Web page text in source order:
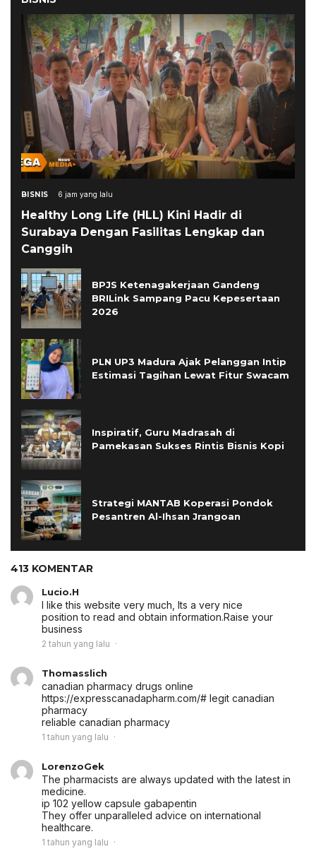
BISNIS 6 jam yang lalu
Healthy Long Life (HLL) Kini Hadir di
Surabaya Dengan Fasilitas Lengkap dan
Canggih
BPJS Ketenagakerjaan Gandeng
BRILink Sampang Pacu Kepesertaan
2026
PLN UP3 Madura Ajak Pelanggan Intip
Estimasi Tagihan Lewat Fitur Swacam
Inspiratif, Guru Madrasah di
Pamekasan Sukses Rintis Bisnis Kopi
Strategi MANTAB Koperasi Pondok
Pesantren Al-Ihsan Jrangoan
413 KOMENTAR
Lucio.H
I like this website very much, Its a very nice
position to read and obtain information.Raise your
business
2 tahun yang lalu
Thomasslich
canadian pharmacy drugs online
https://expresscanadapharm.com/# legit canadian
pharmacy
reliable canadian pharmacy
1 tahun yang lalu
LorenzoGek
The pharmacists are always updated with the latest in
medicine.
ip 102 yellow capsule gabapentin
They offer unparalleled advice on international
healthcare.
1 tahun yang lalu